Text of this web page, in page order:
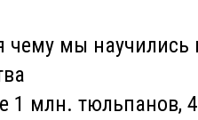
чему мы
1 млн. тюльпанов,